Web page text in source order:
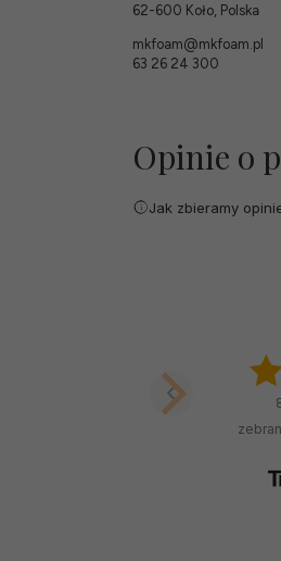
62-600 Koło, Polska
mkfoam@mkfoam.pl
63 26 24 300
Opinie o
Jak zbieramy